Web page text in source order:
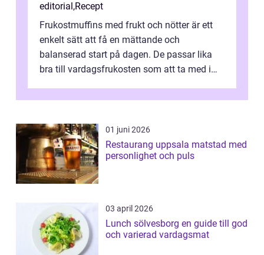
editorial ,Recept
Frukostmuffins med frukt och nötter är ett
enkelt sätt att få en mättande och
balanserad start på dagen. De passar lika
bra till vardagsfrukosten som att ta med i
01 juni 2026
Restaurang uppsala matstad med
personlighet och puls
03 april 2026
Lunch sölvesborg en guide till god
och varierad vardagsmat